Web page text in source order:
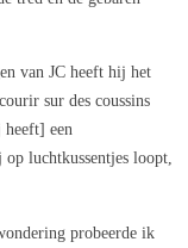
van JC heeft hij het
sur des coussins
heeft] een
luchtkussentjes loopt,
probeerde ik